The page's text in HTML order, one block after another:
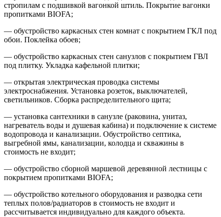
стропилам с подшивкой вагонкой штиль. Покрытие вагонки
пропитками BIOFA;
— обустройство каркасных стен комнат с покрытием ГКЛ под
обои. Поклейка обоев;
— обустройство каркасных стен санузлов с покрытием ГВЛ
под плитку. Укладка кафельной плитки;
— открытая электрическая проводка системы
электроснабжения. Установка розеток, выключателей,
светильников. Сборка распределительного щита;
— установка сантехники в санузле (раковина, унитаз,
нагреватель воды и душевая кабина) и подключение к системе
водопровода и канализации. Обустройство септика,
выгребной ямы, канализации, колодца и скважины в
стоимость не входит;
— обустройство сборной маршевой деревянной лестницы с
покрытием пропитками BIOFA;
— обустройство котельного оборудования и разводка сети
теплых полов/радиаторов в стоимость не входит и
рассчитывается индивидуально для каждого объекта.